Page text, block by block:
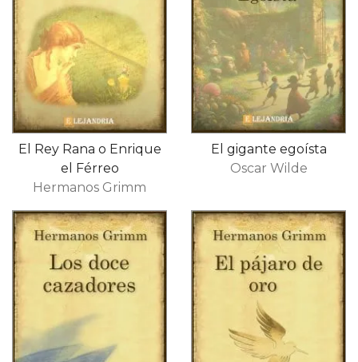
El Rey Rana o Enrique
el Férreo
Hermanos Grimm
El gigante egoísta
Oscar Wilde